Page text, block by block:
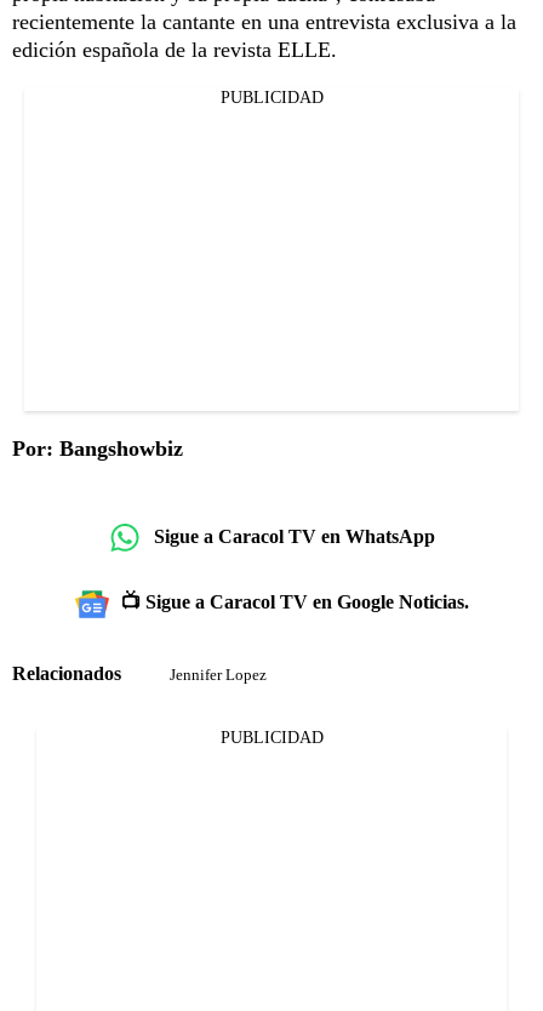
recientemente la cantante en una entrevista exclusiva a la
edición española de la revista ELLE.
PUBLICIDAD
Por: Bangshowbiz
Sigue a Caracol TV en WhatsApp
📺 Sigue a Caracol TV en Google Noticias.
Relacionados Jennifer Lopez
PUBLICIDAD